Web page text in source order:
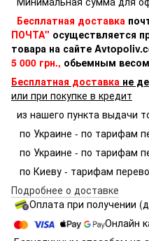
Бесплатная доставка
ПОЧТА" осуществляется
товара на сайте
5 000 грн., обьемным
Бесплатная доставка не
или при покупке в кредит
из нашего пункта выдачи
по Украине - по тарифам
по Украине - по тарифам
по Киеву - тарифам
Подробнее о доставке
Оплата при получении
Онлайн